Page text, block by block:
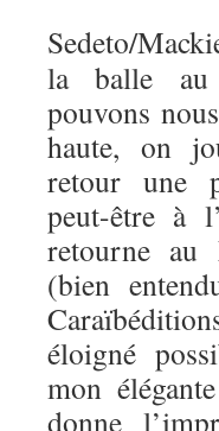
Sedeto/
la balle au
pouvons
haute, on
retour une
peut-être à
retourne au
(bien
éloigné
mon
donne